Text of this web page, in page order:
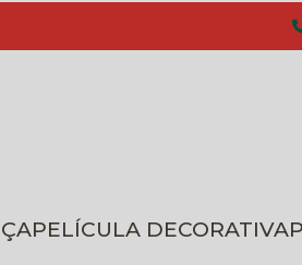
PELÍCULA DECORATIVA